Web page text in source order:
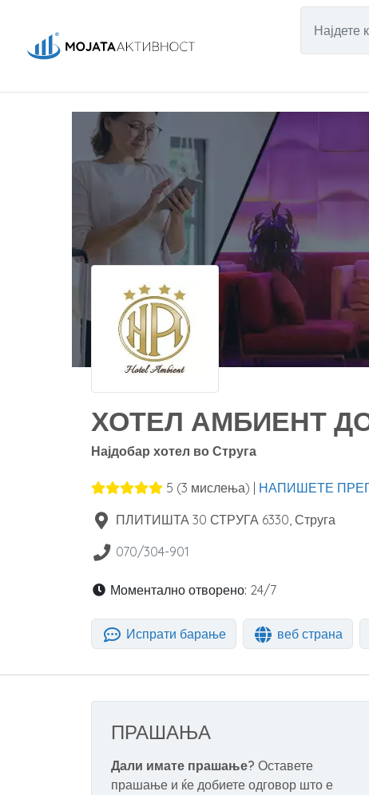
ХОТЕЛ АМБИЕНТ
Најдобар хотел во Струга
5 (3 мислења) | НАПИШЕТЕ
ПЛИТИШТА 30 СТРУГА 6330, Струга
070/304-901
Моментално отворено: 24/7
Испрати барање веб страна
ПРАШАЊА
Дали имате прашање? Оставете
прашање и ќе добиете одговор што е